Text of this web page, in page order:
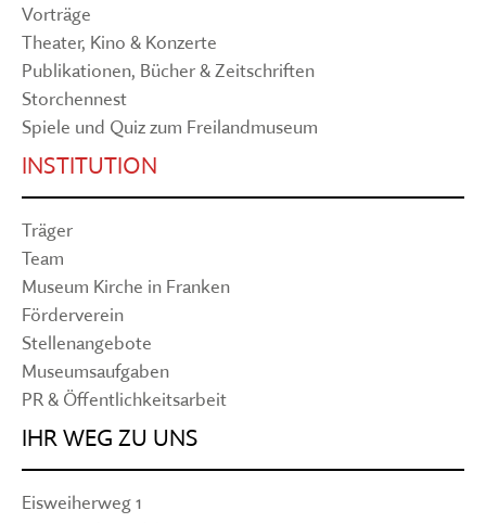
Vorträge
Theater, Kino & Konzerte
Publikationen, Bücher & Zeitschriften
Storchennest
Spiele und Quiz zum Freilandmuseum
INSTITUTION
Träger
Team
Museum Kirche in Franken
Förderverein
Stellenangebote
Museumsaufgaben
PR & Öffentlichkeitsarbeit
IHR WEG ZU UNS
Eisweiherweg 1